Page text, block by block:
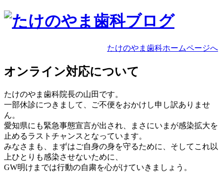
たけのやま歯科ホームページへ
オンライン対応について
たけのやま歯科院長の山田です。
一部休診につきまして、ご不便をおかけし申し訳ありませ
ん。
愛知県にも緊急事態宣言が出され、まさにいまが感染拡大を
止めるラストチャンスとなっています。
みなさまも、まずはご自身の身を守るために、そしてこれ以
上ひとりも感染させないために、
GW明けまでは行動の自粛を心がけていきましょう。